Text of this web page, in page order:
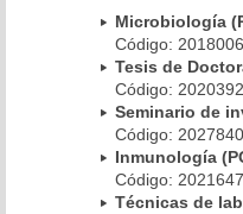
Microbiología
Código:
Tesis de
Código:
Seminario de
Código:
Inmunología
Código:
Técnicas de